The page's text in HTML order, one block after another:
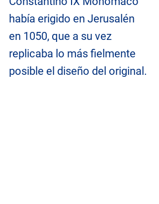
había erigido en Jerusalén
en 1050, que a su vez
replicaba lo más fielmente
posible el diseño del original.